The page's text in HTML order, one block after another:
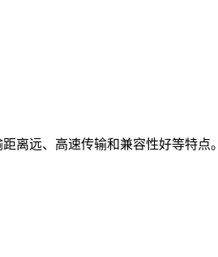
离远、高速传输和兼容性好等特点。